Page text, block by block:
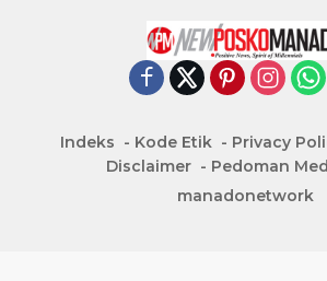
Indeks Kode Etik Privacy
Disclaimer
Pedoman
manadonetwork